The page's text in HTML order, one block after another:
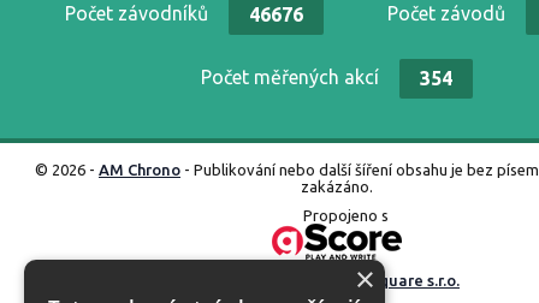
Počet závodníků 46676 Počet závodů
Počet měřených akcí 354
© 2026 - AM Chrono - Publikování nebo další šíření obsahu je bez
zakázáno.
Propojeno s
M square s.r.o.
×